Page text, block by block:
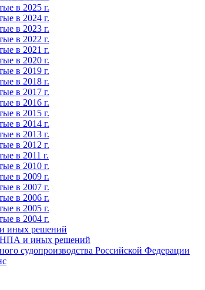
в 2025 г.
в 2024 г.
в 2023 г.
в 2022 г.
в 2021 г.
в 2020 г.
в 2019 г.
в 2018 г.
в 2017 г.
в 2016 г.
в 2015 г.
в 2014 г.
в 2013 г.
в 2012 г.
в 2011 г.
в 2010 г.
в 2009 г.
в 2007 г.
в 2006 г.
в 2005 г.
в 2004 г.
иных решений
НПА и иных решений
судопроизводства Российской Федерации